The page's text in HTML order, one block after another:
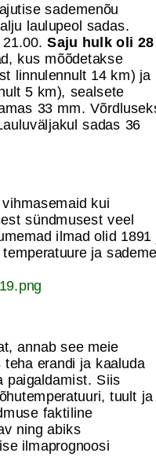
sademenõu
laulupeol sadas.
21.00.Saju hulk oli 28
kus mõõdetakse
linnulennult 14 km) ja
5 km), sealsete
33 mm.
sadas 36
kui
sündmusest veel
ilmad olid 1891
ja
annab see meie
erandi ja kaaluda
paigaldamist. Siis
tuult ja
faktiline
ning abiks
ilmaprognoosi